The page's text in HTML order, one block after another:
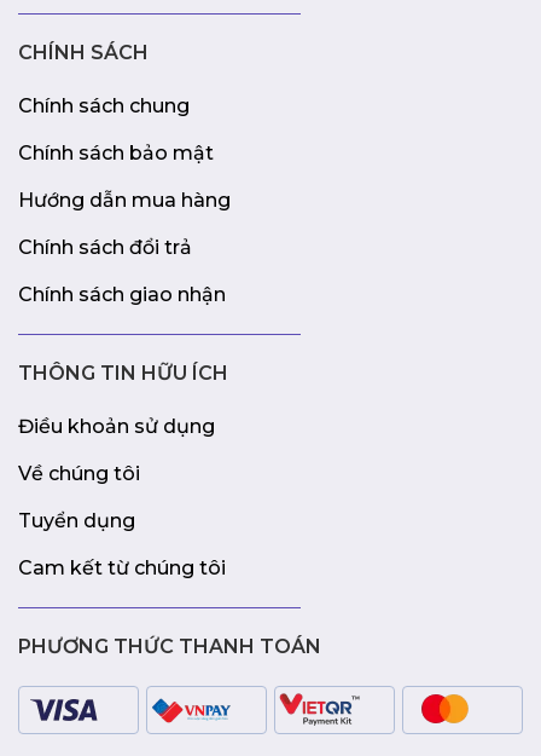
CHÍNH SÁCH
Chính sách chung
Chính sách bảo mật
Hướng dẫn mua hàng
Chính sách đổi trả
Chính sách giao nhận
THÔNG TIN HỮU ÍCH
Điều khoản sử dụng
Về chúng tôi
Tuyển dụng
Cam kết từ chúng tôi
PHƯƠNG THỨC THANH TOÁN